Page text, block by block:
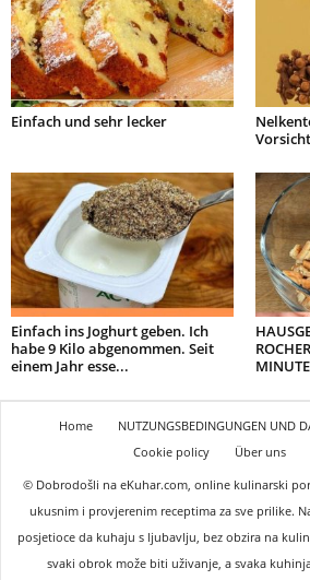
Einfach und sehr lecker
Einfach ins Joghurt geben. Ich
habe 9 Kilo abgenommen. Seit
einem Jahr esse...
Home
NUTZUNGSBEDINGUNGEN UND
Cookie policy
Über uns
© Dobrodošli na eKuhar.com, online kulinarski
ukusnim i provjerenim receptima za sve prilike.
posjetioce da kuhaju s ljubavlju, bez obzira na
svaki obrok može biti uživanje, a svaka